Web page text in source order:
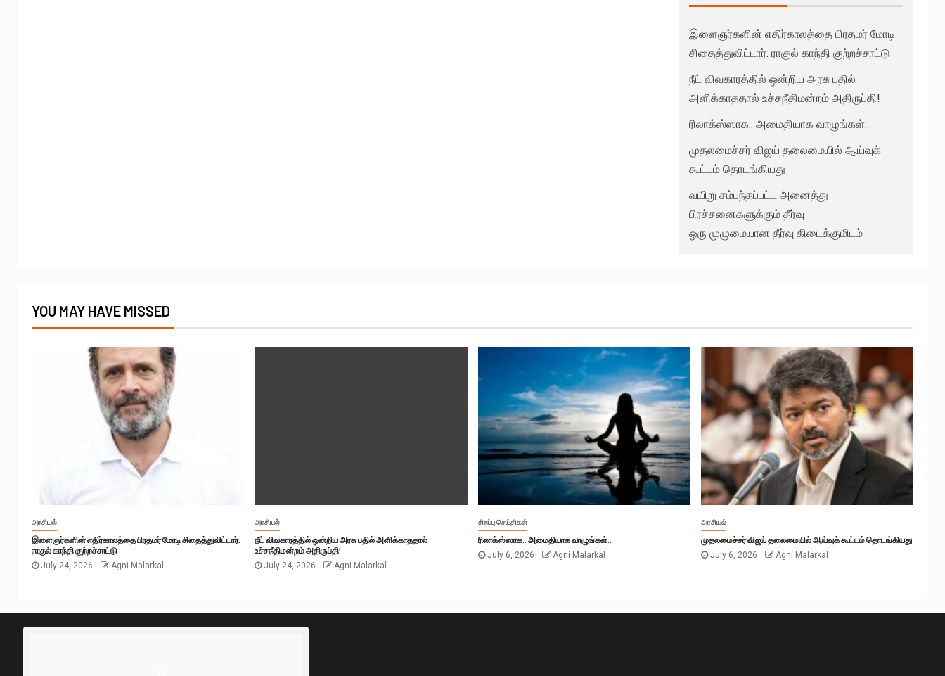
இளைஞர்களின் எதிர்காலத்தை பிரதமர் மோடி
சிதைத்துவிட்டார்: ராகுல் காந்தி குற்றச்சாட்டு
நீட் விவகாரத்தில் ஒன்றிய அரசு பதில்
அளிக்காததால் உச்சநீதிமன்றம் அதிருப்தி!
ரிலாக்ஸ்ஸாக.. அமைதியாக வாழுங்கள்..
முதலமைச்சர் விஜய் தலைமையில் ஆய்வுக்
கூட்டம் தொடங்கியது
வயிறு சம்பந்தப்பட்ட அனைத்து
பிரச்சனைகளுக்கும் தீர்வு
ஒரு முழுமையான தீர்வு கிடைக்குமிடம்
YOU MAY HAVE MISSED
அரசியல்
இளைஞர்களின் எதிர்காலத்தை பிரதமர் மோடி சிதைத்துவிட்டார்:
ராகுல் காந்தி குற்றச்சாட்டு
July 24, 2026
Agni Malarkal
அரசியல்
நீட் விவகாரத்தில் ஒன்றிய அரசு பதில் அளிக்காததால்
உச்சநீதிமன்றம் அதிருப்தி!
July 24, 2026
Agni Malarkal
சிறப்பு செய்திகள்
ரிலாக்ஸ்ஸாக.. அமைதியாக வாழுங்கள்..
July 6, 2026
Agni Malarkal
அரசியல்
முதலமைச்சர் விஜய் தலைமையில் ஆய்வுக் கூட்டம் தொடங்கியது
July 6, 2026
Agni Malarkal